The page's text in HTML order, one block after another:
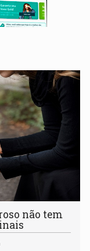
não tem